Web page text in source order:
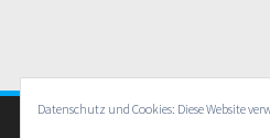
Datenschutz und Cookies: Diese Website